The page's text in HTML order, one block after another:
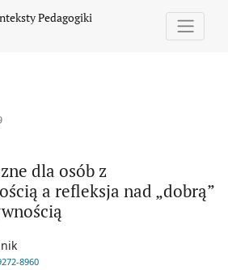
Pedagogiki
dla osób z
a refleksja nad „dobrą”
8960